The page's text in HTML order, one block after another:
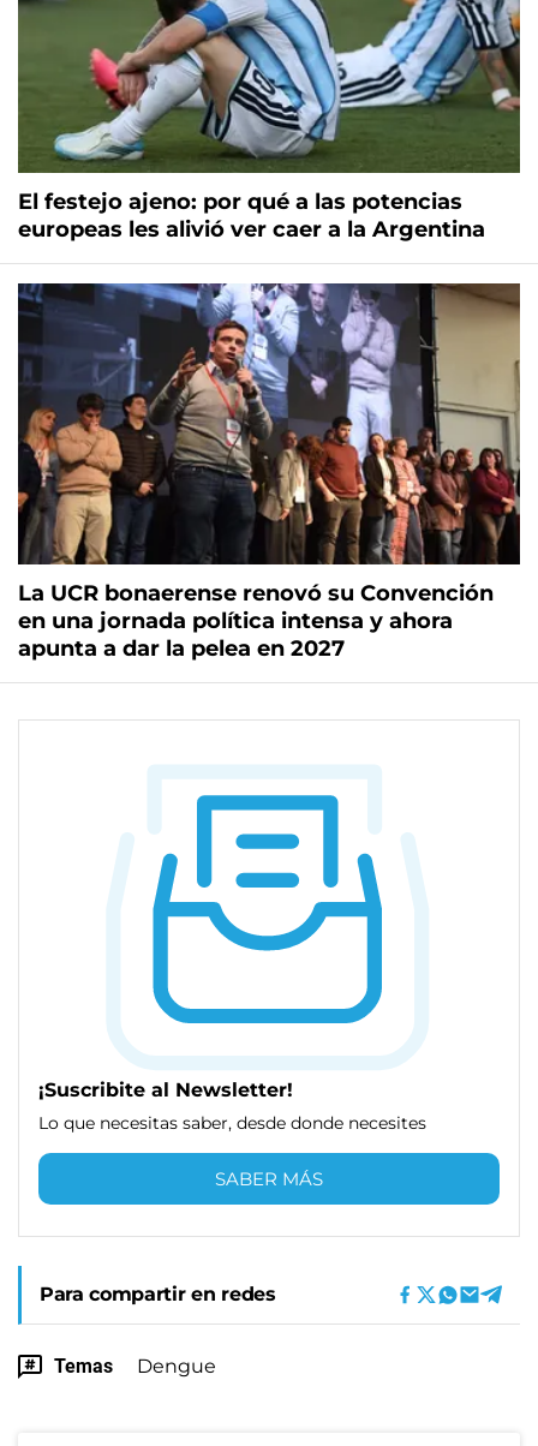
El festejo ajeno: por qué a las potencias
europeas les alivió ver caer a la Argentina
La UCR bonaerense renovó su Convención
en una jornada política intensa y ahora
apunta a dar la pelea en 2027
¡Suscribite al Newsletter!
Lo que necesitas saber, desde donde necesites
SABER MÁS
Para compartir en redes
Temas Dengue